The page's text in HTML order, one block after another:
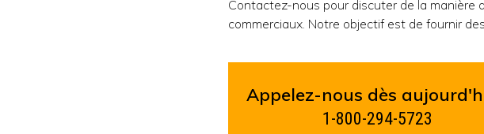
Contactez-nous pour discuter de la
commerciaux. Notre objectif est de fournir
Appelez-nous dès
1-800-294-5723